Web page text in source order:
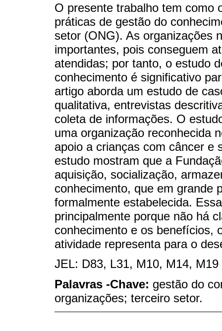
O presente trabalho tem como
práticas de gestão do
setor (ONG). As organizações
importantes, pois conseguem
atendidas; por tanto, o estudo
conhecimento é significativo
artigo aborda um estudo de
qualitativa, entrevistas
coleta de informações. O
uma organização reconhecida
apoio a crianças com câncer e
estudo mostram que a
aquisição, socialização,
conhecimento, que em grande
formalmente estabelecida.
principalmente porque não há
conhecimento e os benefícios,
atividade representa para o
JEL: D83, L31, M10, M14, M19
Palavras -Chave: gestão do
organizações; terceiro setor.